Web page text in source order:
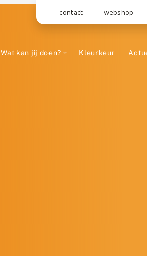
contact webshop
Wat kan jij doen? Kleurkeur